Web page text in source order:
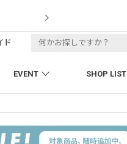
EVENT SHOP LIST
ド